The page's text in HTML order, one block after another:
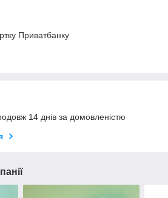
Приватбанку
14 днів за домовленістю